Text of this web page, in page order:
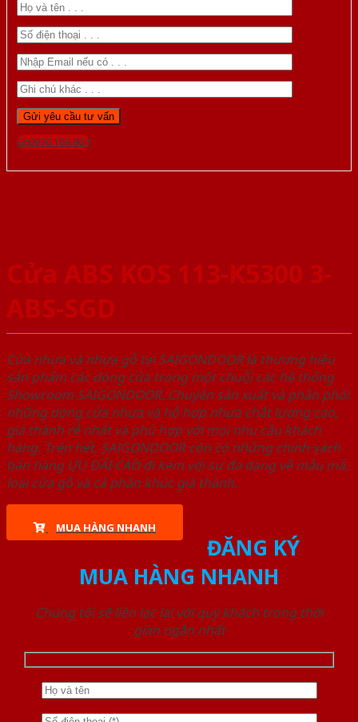
Gọi 0976.169.864
Cửa ABS KOS 113-K5300 3-
ABS-SGD
Cửa nhựa và nhựa gỗ tại SAIGONDOOR là thương hiệu
sản phẩm các dòng cửa trong một chuỗi các hệ thống
Showroom SAIGONDOOR. Chuyên sản xuất và phân phối
những dòng cửa nhựa và hỗ hợp nhựa chất lượng cao,
giá thành rẻ nhất và phù hợp với mọi nhu cầu khách
hàng. Trên hết, SAIGONDOOR còn có những chính sách
bán hàng ƯU ĐÃI CAO đi kèm với sự đa dạng về mẫu mã,
loại cửa gỗ và cả phân khúc giá thành.
MUA HÀNG NHANH
ĐĂNG KÝ
MUA HÀNG NHANH
Chúng tôi sẽ liên lạc lại với quý khách trong thời
gian ngắn nhất